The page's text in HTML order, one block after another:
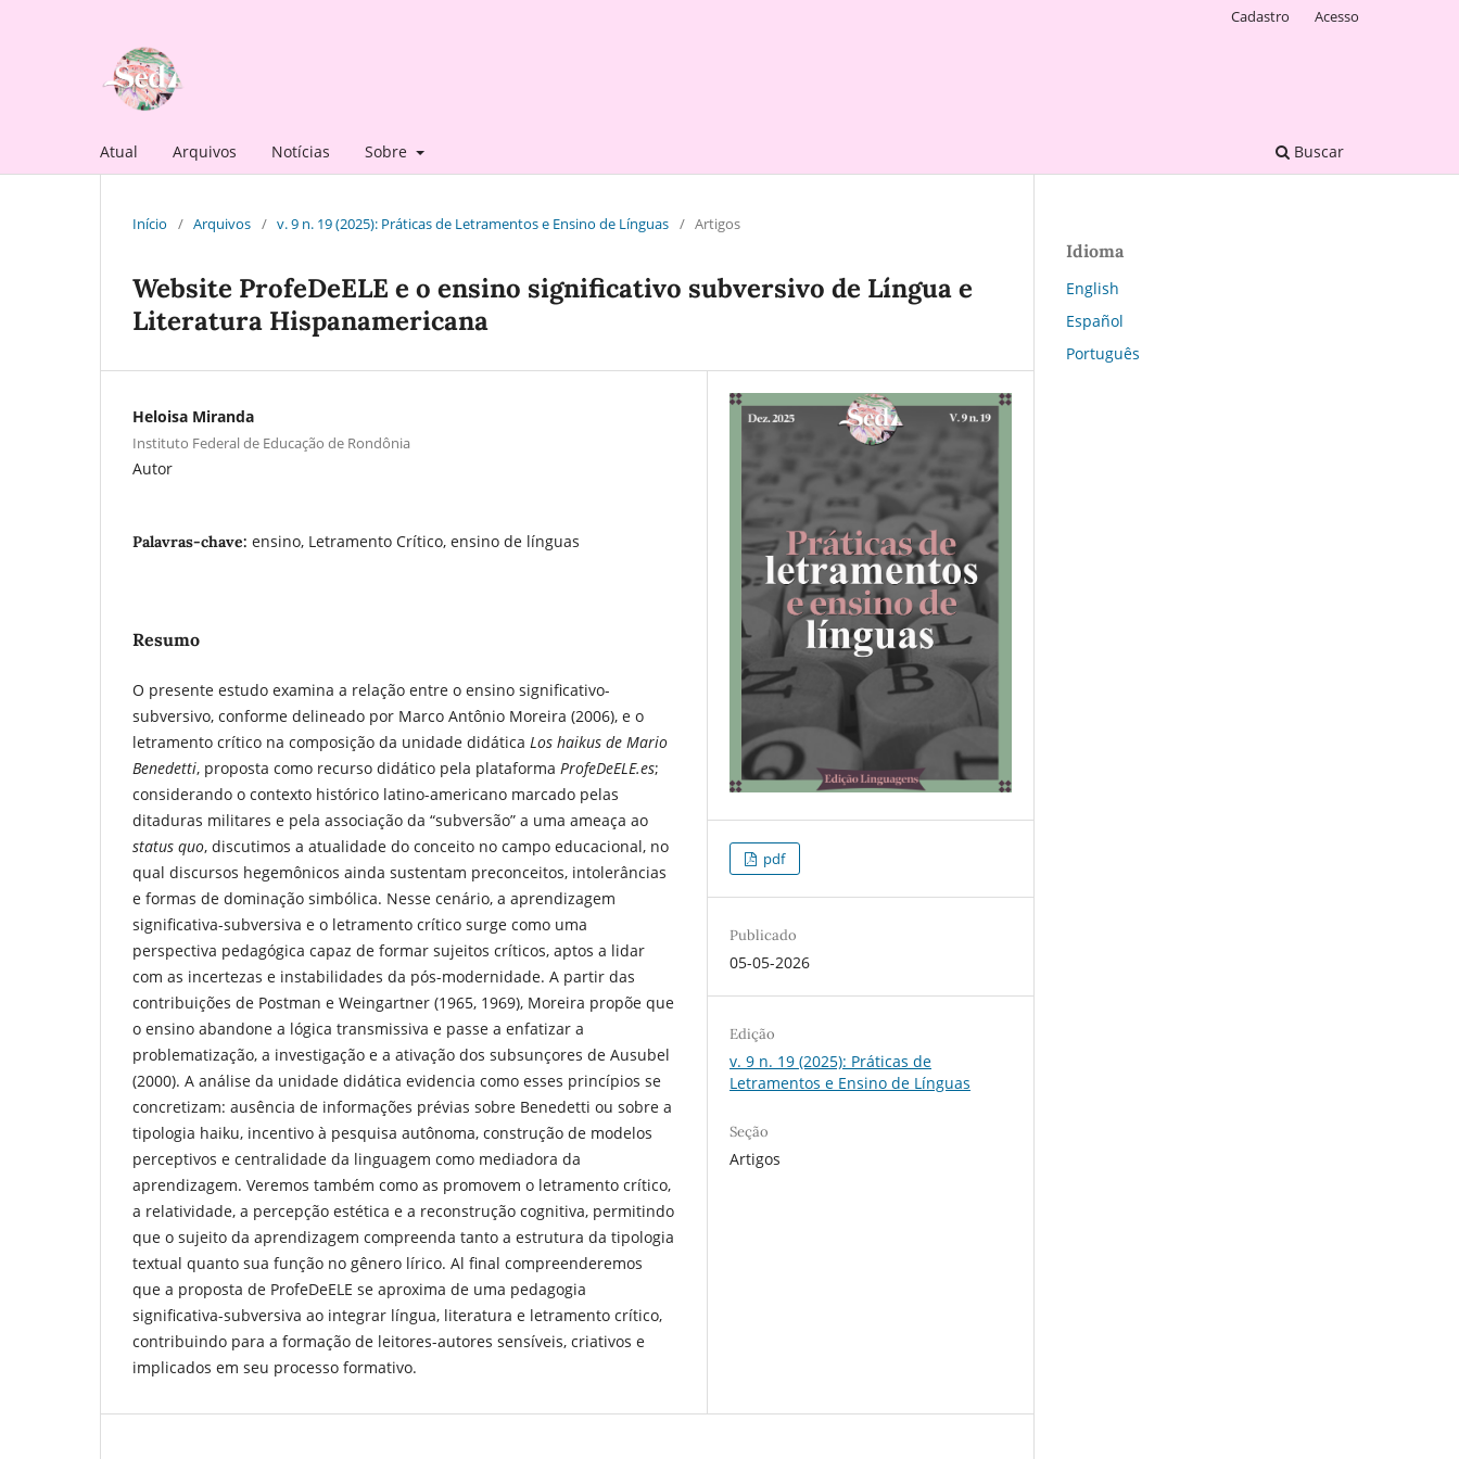
Atual Arquivos Notícias Sobre Buscar
Cadastro Acesso
Início / Arquivos / v. 9 n. 19 (2025): Práticas de Letramentos e Ensino de Línguas / Artigos
Website ProfeDeELE e o ensino significativo subversivo de Língua e
Literatura Hispanamericana
Heloisa Miranda
Instituto Federal de Educação de Rondônia
Autor
Palavras-chave: ensino, Letramento Crítico, ensino de línguas
Resumo
O presente estudo examina a relação entre o ensino significativo-
subversivo, conforme delineado por Marco Antônio Moreira (2006), e o
letramento crítico na composição da unidade didática Los haikus de Mario
Benedetti, proposta como recurso didático pela plataforma ProfeDeELE.es;
considerando o contexto histórico latino-americano marcado pelas
ditaduras militares e pela associação da “subversão” a uma ameaça ao
status quo, discutimos a atualidade do conceito no campo educacional, no
qual discursos hegemônicos ainda sustentam preconceitos, intolerâncias
e formas de dominação simbólica. Nesse cenário, a aprendizagem
significativa-subversiva e o letramento crítico surge como uma
perspectiva pedagógica capaz de formar sujeitos críticos, aptos a lidar
com as incertezas e instabilidades da pós-modernidade. A partir das
contribuições de Postman e Weingartner (1965, 1969), Moreira propõe que
o ensino abandone a lógica transmissiva e passe a enfatizar a
problematização, a investigação e a ativação dos subsunçores de Ausubel
(2000). A análise da unidade didática evidencia como esses princípios se
concretizam: ausência de informações prévias sobre Benedetti ou sobre a
tipologia haiku, incentivo à pesquisa autônoma, construção de modelos
perceptivos e centralidade da linguagem como mediadora da
aprendizagem. Veremos também como as promovem o letramento crítico,
a relatividade, a percepção estética e a reconstrução cognitiva, permitindo
que o sujeito da aprendizagem compreenda tanto a estrutura da tipologia
textual quanto sua função no gênero lírico. Al final compreenderemos
que a proposta de ProfeDeELE se aproxima de uma pedagogia
significativa-subversiva ao integrar língua, literatura e letramento crítico,
contribuindo para a formação de leitores-autores sensíveis, criativos e
implicados em seu processo formativo.
pdf
Publicado
05-05-2026
Edição
v. 9 n. 19 (2025): Práticas de
Letramentos e Ensino de Línguas
Seção
Artigos
Idioma
English
Español
Português